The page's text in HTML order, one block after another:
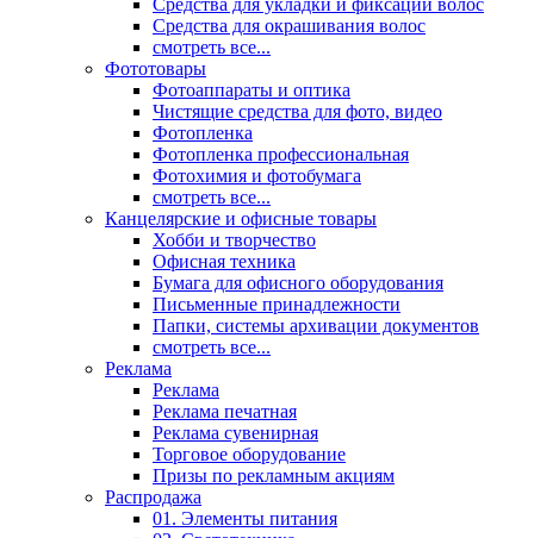
Средства для укладки и фиксации волос
Средства для окрашивания волос
смотреть все...
Фототовары
Фотоаппараты и оптика
Чистящие средства для фото, видео
Фотопленка
Фотопленка профессиональная
Фотохимия и фотобумага
смотреть все...
Канцелярские и офисные товары
Хобби и творчество
Офисная техника
Бумага для офисного оборудования
Письменные принадлежности
Папки, системы архивации документов
смотреть все...
Реклама
Реклама
Реклама печатная
Реклама сувенирная
Торговое оборудование
Призы по рекламным акциям
Распродажа
01. Элементы питания